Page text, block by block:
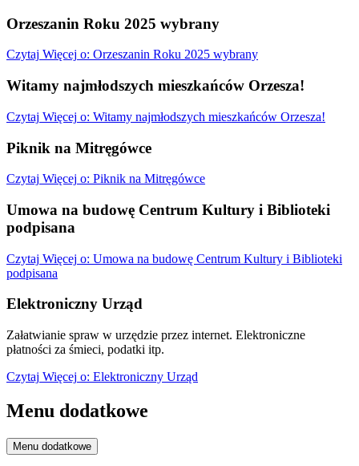
Orzeszanin Roku 2025 wybrany
Czytaj Więcej o: Orzeszanin Roku 2025 wybrany
Witamy najmłodszych mieszkańców Orzesza!
Czytaj Więcej o: Witamy najmłodszych mieszkańców Orzesza!
Piknik na Mitręgówce
Czytaj Więcej o: Piknik na Mitręgówce
Umowa na budowę Centrum Kultury i Biblioteki
podpisana
Czytaj Więcej o: Umowa na budowę Centrum Kultury i Biblioteki
podpisana
Elektroniczny Urząd
Załatwianie spraw w urzędzie przez internet. Elektroniczne
płatności za śmieci, podatki itp.
Czytaj Więcej o: Elektroniczny Urząd
Menu dodatkowe
Menu dodatkowe